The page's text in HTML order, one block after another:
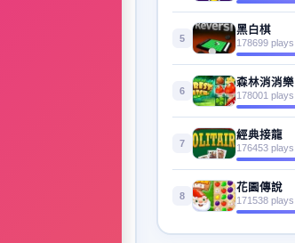
5
黑白棋
178699 plays
6
森林消消樂
178001 plays
7
經典接龍
176453 plays
8
花園傳說
171538 plays